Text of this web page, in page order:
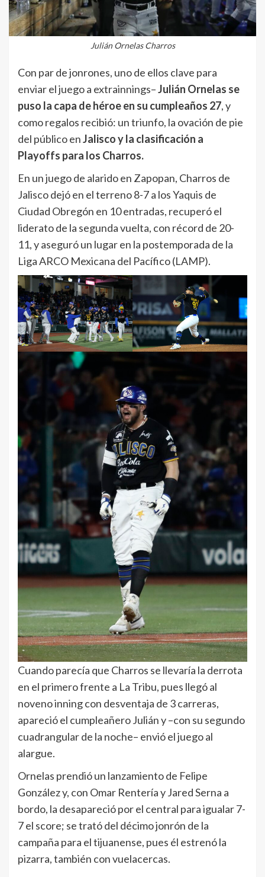
Julián Ornelas Charros
Con par de jonrones, uno de ellos clave para
enviar el juego a extrainnings–Julián Ornelas se
puso la capa de héroe en su cumpleaños 27, y
como regalos recibió: un triunfo, la ovación de pie
del público enJalisco y la clasificación a
Playoffs para los Charros.
En un juego de alarido en Zapopan, Charros de
Jalisco dejó en el terreno 8-7 a los Yaquis de
Ciudad Obregón en 10 entradas, recuperó el
liderato de la segunda vuelta, con récord de 20-
11, y aseguró un lugar en la postemporada de la
Liga ARCO Mexicana del Pacífico (LAMP).
Cuando parecía que Charros se llevaría la derrota
en el primero frente a La Tribu, pues llegó al
noveno inning con desventaja de 3 carreras,
apareció el cumpleañero Julián y –con su segundo
cuadrangular de la noche– envió el juego al
alargue.
Ornelas prendió un lanzamiento de Felipe
González y, con Omar Rentería y Jared Serna a
bordo, la desapareció por el central para igualar 7-
7 el score; se trató del décimo jonrón de la
campaña para el tijuanense, pues él estrenó la
pizarra, también con vuelacercas.